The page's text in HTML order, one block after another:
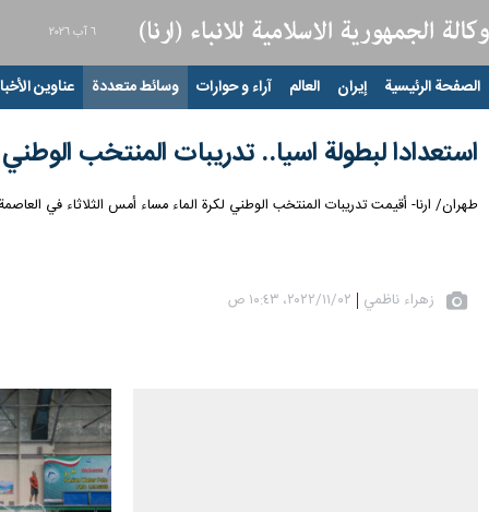
٦ آب ٢٠٢٦
الصفحة الرئيسية إيران العالم آراء و حوارات وسائط متعددة عناوين
استعدادا لبطولة اسيا.. تدريبات المنتخب
طهران/ ارنا- أقيمت تدريبات المنتخب الوطني لكرة الماء مساء أمس الثلاثاء في العاصمة طهران،
زهراء ناظمي ٠٢‏/١١‏/٢٠٢٢، ١٠:٤٣ ص